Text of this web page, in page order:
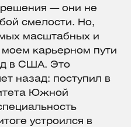
— они не
смелости. Но,
масштабных и
карьерном пути
в США. Это
назад: поступил в
Южной
устроился в